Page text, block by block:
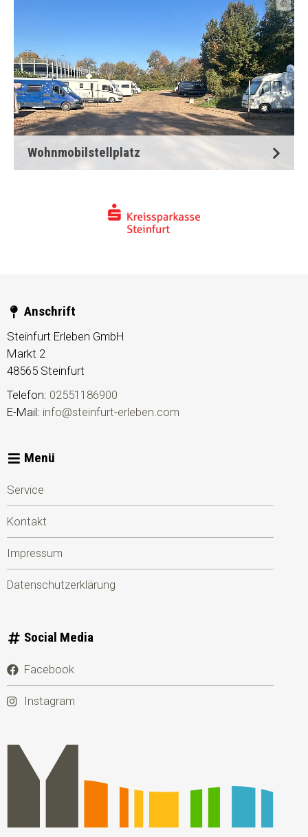
©
Wohnmobilstellplatz
Anschrift
Steinfurt Erleben GmbH
Markt 2
48565 Steinfurt
Telefon: 02551186900
E-Mail: info@steinfurt-erleben.com
Menü
Service
Kontakt
Impressum
Datenschutzerklärung
Social Media
Facebook
Instagram